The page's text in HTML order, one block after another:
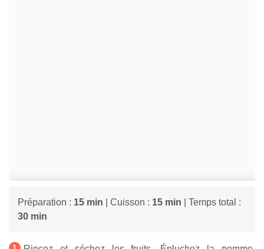
Préparation : 15 min | Cuisson : 15 min | Temps total :
30 min